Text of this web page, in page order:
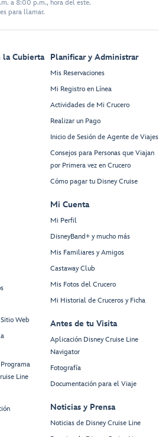
a 8:00 p.m., hora del este.
para llamar.
la Cubierta
Web
Line
Planificar y Administrar
Mis Reservaciones
Mi Registro en Línea
Actividades de Mi Crucero
Realizar un Pago
Inicio de Sesión de Agente de Viajes
Consejos para Personas que Viajan
por Primera vez en Crucero
Cómo pagar tu Disney Cruise
Mi Cuenta
Mi Perfil
DisneyBand+ y mucho más
Mis Familiares y Amigos
Castaway Club
Mis Fotos del Crucero
Mi Historial de Cruceros y Ficha
Antes de tu Visita
Aplicación Disney Cruise Line
Navigator
Fotografía
Documentación para el Viaje
Noticias y Prensa
Noticias de Disney Cruise Line